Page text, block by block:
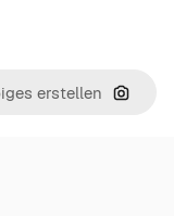
Nach